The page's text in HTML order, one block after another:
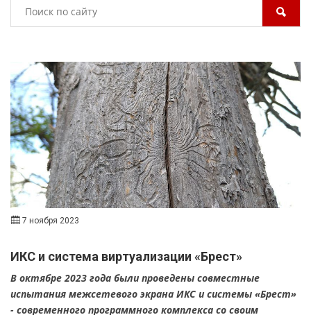
7 ноября 2023
ИКС и система виртуализации «Брест»
В октябре 2023 года были проведены совместные
испытания межсетевого экрана ИКС и системы «Брест»
- современного программного комплекса со своим